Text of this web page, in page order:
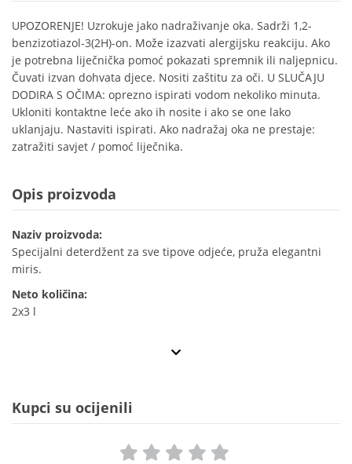
UPOZORENJE! Uzrokuje jako nadraživanje oka. Sadrži 1,2-
benzizotiazol-3(2H)-on. Može izazvati alergijsku reakciju. Ako
je potrebna liječnička pomoć pokazati spremnik ili naljepnicu.
Čuvati izvan dohvata djece. Nositi zaštitu za oči. U SLUČAJU
DODIRA S OČIMA: oprezno ispirati vodom nekoliko minuta.
Ukloniti kontaktne leće ako ih nosite i ako se one lako
uklanjaju. Nastaviti ispirati. Ako nadražaj oka ne prestaje:
zatražiti savjet / pomoć liječnika.
Opis proizvoda
Naziv proizvoda:
Specijalni deterdžent za sve tipove odjeće, pruža elegantni
miris.
Neto količina:
2x3 l
Kupci su ocijenili